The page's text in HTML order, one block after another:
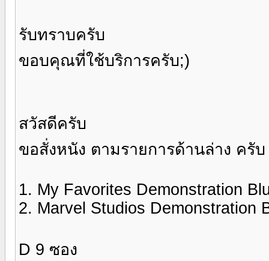
รับทราบครับ
ขอบคุณที่ใช้บริการครับ;)
สวัสดีครับ
ขอสั่งหนัง ตามรายการด้านล่าง ครับ
1. My Favorites Demonstration
2. Marvel Studios Demonstration
D 9 ซอง